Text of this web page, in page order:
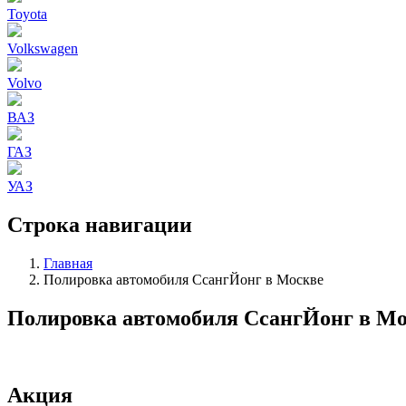
Toyota
Volkswagen
Volvo
ВАЗ
ГАЗ
УАЗ
Строка навигации
Главная
Полировка автомобиля СсангЙонг в Москве
Полировка автомобиля СсангЙонг в
Акция